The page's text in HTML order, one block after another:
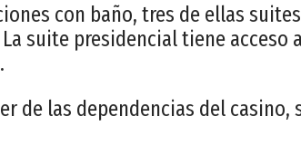
con baño, tres de ellas
suite presidencial tiene acceso
de las dependencias del